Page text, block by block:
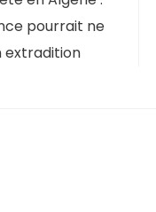
pourrait ne
extradition